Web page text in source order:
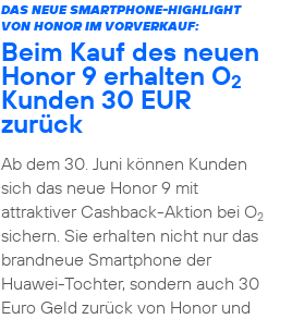
DAS NEUE SMARTPHONE-HIGHLIGHT
VON HONOR IM VORVERKAUF:
Beim Kauf des neuen
Honor 9 erhalten O2
Kunden 30 EUR
zurück
Ab dem 30. Juni können Kunden
sich das neue Honor 9 mit
attraktiver Cashback-Aktion bei O2
sichern. Sie erhalten nicht nur das
brandneue Smartphone der
Huawei-Tochter, sondern auch 30
Euro Geld zurück von Honor und